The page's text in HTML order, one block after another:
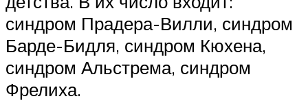
синдром Прадера-Вилли, синдром
Барде-Бидля, синдром Кюхена,
синдром Альстрема, синдром
Фрелиха.